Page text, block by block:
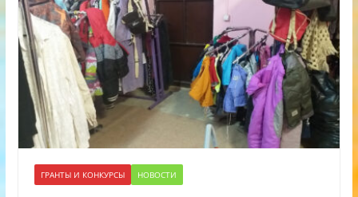
ГРАНТЫ И КОНКУРСЫ НОВОСТИ